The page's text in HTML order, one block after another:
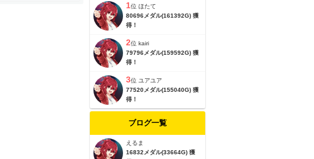
1位 ほたて
80696メダル(161392G) 獲
得！
2位 kairi
79796メダル(159592G) 獲
得！
3位 ユアユア
77520メダル(155040G) 獲
得！
ブログ一覧
えるま
16832メダル(33664G) 獲